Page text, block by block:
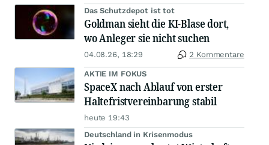
Das Schutzdepot ist tot
Goldman sieht die KI-Blase dort,
wo Anleger sie nicht suchen
04.08.26, 18:29 2 Kommentare
AKTIE IM FOKUS
SpaceX nach Ablauf von erster
Haltefristvereinbarung stabil
heute 19:43
Deutschland in Krisenmodus